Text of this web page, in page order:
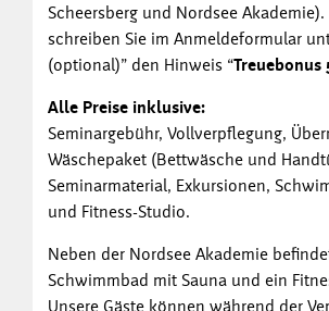
Scheersberg und Nordsee
schreiben Sie im Anmeldeformular
(optional)” den Hinweis “Treuebonus
Alle Preise inklusive:
Seminargebühr, Vollverpflegung,
Wäschepaket (Bettwäsche und
Seminarmaterial, Exkursionen,
und Fitness-Studio.
Neben der Nordsee Akademie
Schwimmbad mit Sauna und ein
Unsere Gäste können während der